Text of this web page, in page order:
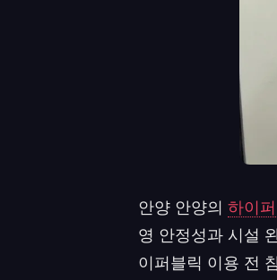
안양 안양의 하이
영 안정성과 시설
이퍼블릭 이용 전